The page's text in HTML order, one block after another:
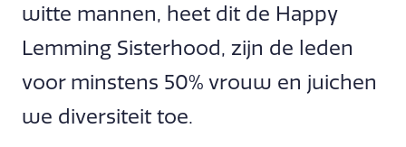
witte mannen, heet dit de Happy
Lemming Sisterhood, zijn de leden
voor minstens 50% vrouw en juichen
we diversiteit toe.